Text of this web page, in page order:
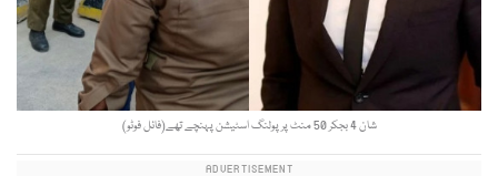
شان 4 بجکر 50 منٹ پر پولنگ اسٹیشن پہنچے تھے(فائل فوٹو)